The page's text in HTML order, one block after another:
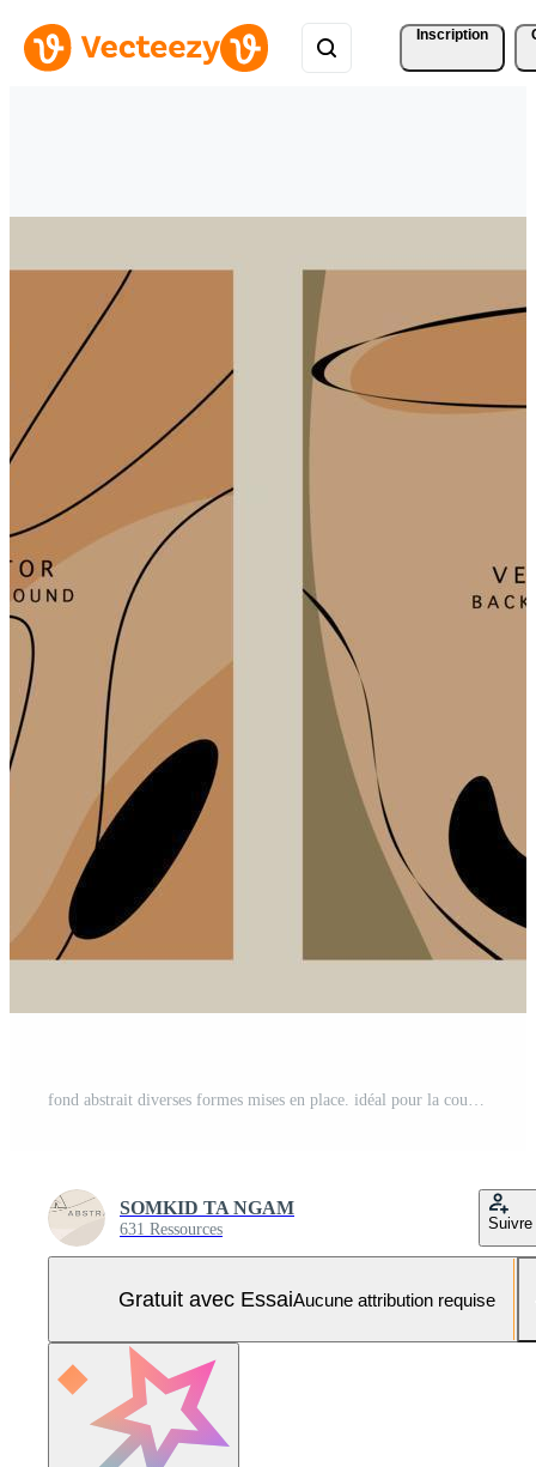
Inscription
fond abstrait diverses formes mises en place. idéal pour la couverture, l'affiche, la carte de visite, le dépliant, la brochure, la première page du magazine, les médias sociaux et autre illustration vectorielle Vecteur Pro et SVG Pro
SOMKID TA NGAM
631 Ressources Suivre
Gratuit avec EssaiAucune attribution requise